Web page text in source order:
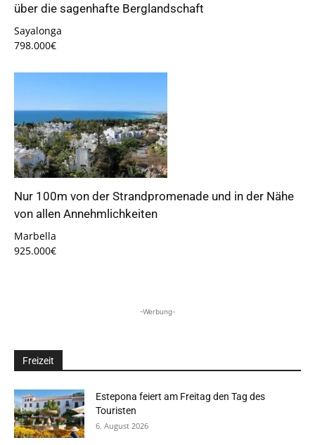
über die sagenhafte Berglandschaft
Sayalonga
798.000€
Nur 100m von der Strandpromenade und in der Nähe
von allen Annehmlichkeiten
Marbella
925.000€
-Werbung-
Freizeit
Estepona feiert am Freitag den Tag des
Touristen
6. August 2026